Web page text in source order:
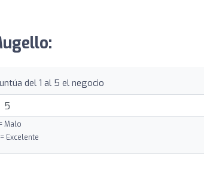
del 1 al 5 el negocio
Malo
Excelente